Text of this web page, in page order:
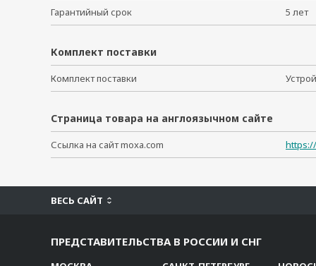
Гарантийный срок 5 лет
Комплект поставки
Комплект поставки
Страница товара на англоязычном сайте
Ссылка на сайт moxa.com
ВЕСЬ САЙТ
ПРЕДСТАВИТЕЛЬСТВА В РОССИИ И СНГ